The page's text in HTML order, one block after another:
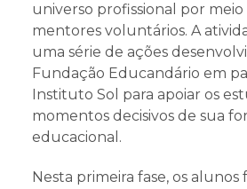
universo profissional por
mentores voluntários. A
uma série de ações
Fundação Educandário em
Instituto Sol para apoiar os
momentos decisivos de sua
educacional.
Nesta primeira fase, os alunos